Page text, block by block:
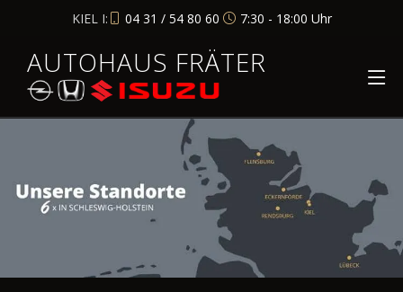
KIEL I: 04 31 / 54 80 60 7:30 - 18:00 Uhr
AUTOHAUS FRÄTER